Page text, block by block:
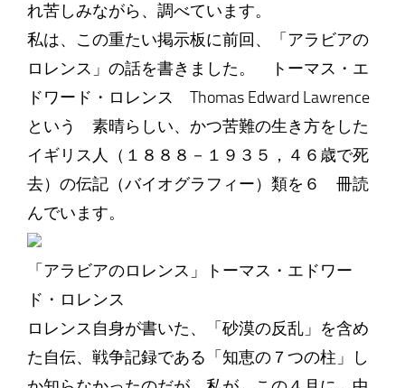
れ苦しみながら、調べています。
私は、この重たい掲示板に前回、「アラビアの
ロレンス」の話を書きました。 トーマス・エ
ドワード・ロレンス Thomas Edward Lawrence
という 素晴らしい、かつ苦難の生き方をした
イギリス人（１８８８－１９３５，４６歳で死
去）の伝記（バイオグラフィー）類を６ 冊読
んでいます。
「アラビアのロレンス」トーマス・エドワー
ド・ロレンス
ロレンス自身が書いた、「砂漠の反乱」を含め
た自伝、戦争記録である「知恵の７つの柱」し